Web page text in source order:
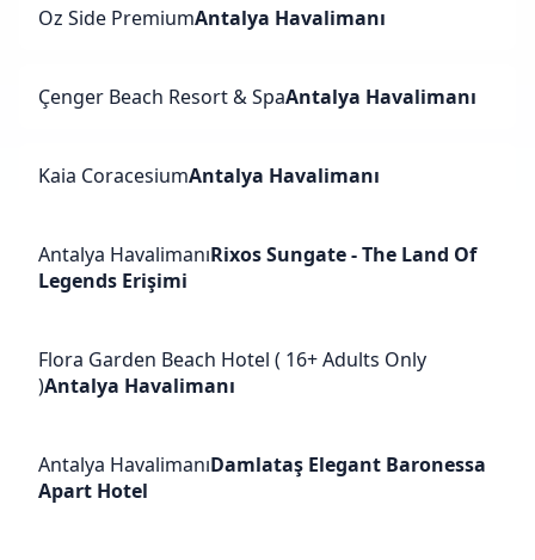
Oz Side PremiumAntalya Havalimanı
Çenger Beach Resort & SpaAntalya Havalimanı
Kaia CoracesiumAntalya Havalimanı
Antalya HavalimanıRixos Sungate - The Land Of
Legends Erişimi
Flora Garden Beach Hotel ( 16+ Adults Only
)Antalya Havalimanı
Antalya HavalimanıDamlataş Elegant Baronessa
Apart Hotel